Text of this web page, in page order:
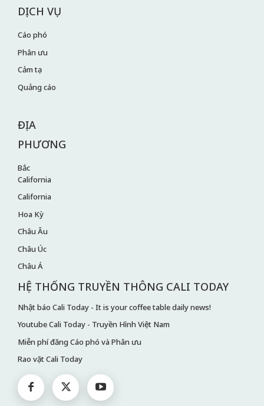
DỊCH VỤ
Cáo phó
Phân ưu
Cảm tạ
Quảng cáo
ĐỊA
PHƯƠNG
Bắc
California
California
Hoa Kỳ
Châu Âu
Châu Úc
Châu Á
HỆ THỐNG TRUYỀN THÔNG CALI TODAY
Nhật báo Cali Today - It is your coffee table daily news!
Youtube Cali Today - Truyền Hình Việt Nam
Miễn phí đăng Cáo phó và Phân ưu
Rao vặt Cali Today